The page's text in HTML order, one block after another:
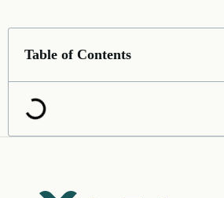
Table of Contents